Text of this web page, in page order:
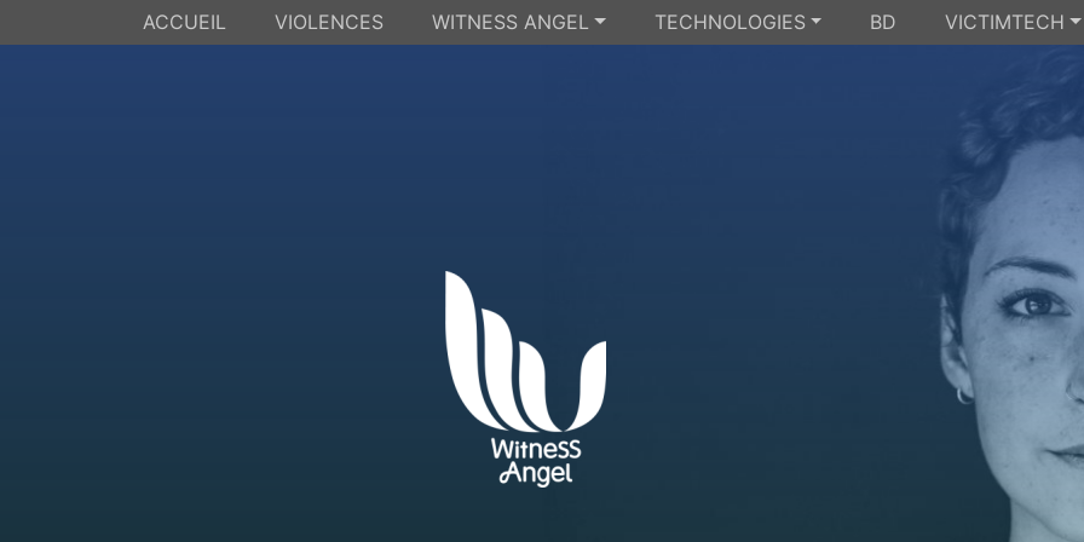
ACCUEIL VIOLENCES WITNESS ANGEL TECHNOLOGIES BD VICTIMTECH